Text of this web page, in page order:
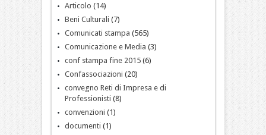
Articolo (14)
Beni Culturali (7)
Comunicati stampa (565)
Comunicazione e Media (3)
conf stampa fine 2015(6)
Confassociazioni (20)
convegno Reti di Impresa e di
Professionisti (8)
convenzioni (1)
documenti (1)